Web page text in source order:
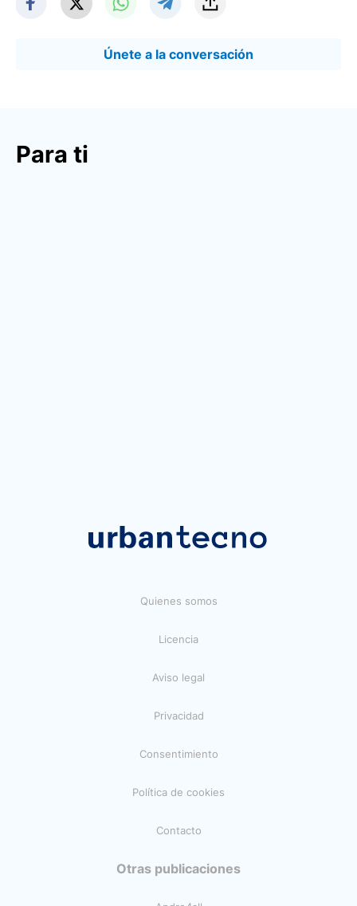
Únete a la conversación
Para ti
Quienes somos
Licencia
Aviso legal
Privacidad
Consentimiento
Política de cookies
Contacto
Otras publicaciones